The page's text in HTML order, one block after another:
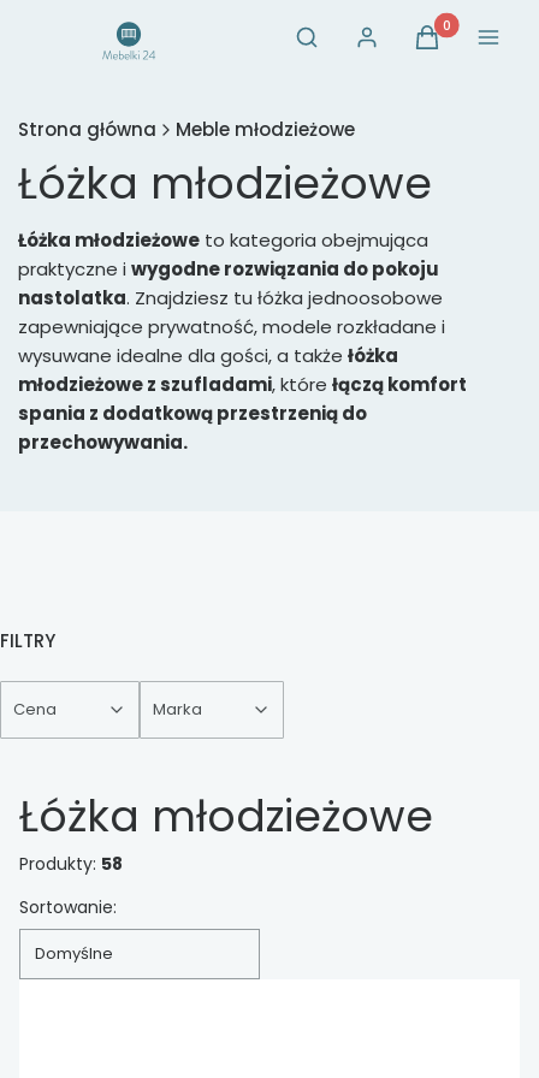
Otwórz wyszukiwarkę
Szukaj Zaloguj sięProdukty w
Koszyk Menu
Strona główna Meble młodzieżowe
Łóżka młodzieżowe
Łóżka młodzieżowe to kategoria obejmująca
praktyczne i wygodne rozwiązania do pokoju
nastolatka. Znajdziesz tu łóżka jednoosobowe
zapewniające prywatność, modele rozkładane i
wysuwane idealne dla gości, a także łóżka
młodzieżowe z szufladami, które łączą komfort
spania z dodatkową przestrzenią do
przechowywania.
FILTRY
Cena Marka
Łóżka młodzieżowe
Produkty: 58
Lista produktów
Sortowanie:
Domyślne